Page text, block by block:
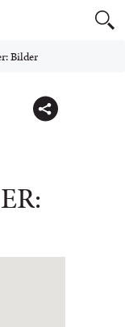
Bilder